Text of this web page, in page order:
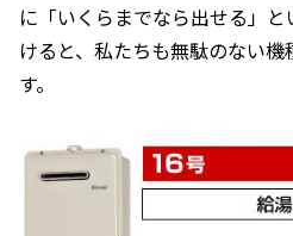
に「いくらまでなら出せる」
けると、私たちも無駄のない
す。